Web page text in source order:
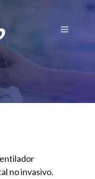
Menú
no invasivo.